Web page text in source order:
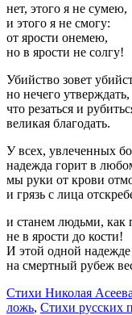
нет, этого я не сумею,
и этого я не смогу:
от ярости онемею,
но в ярости не солгу!
Убийство зовет
но нечего утверждать,
что резаться и
великая благодать.
У всех, увлеченных
надежда горит в
мы руки от крови
и грязь с лица
и станем людьми, как
не в ярости до кости!
И этой одной надежде
на смертный рубеж
Стихи Николая Асеева
ложь, Стихи русских